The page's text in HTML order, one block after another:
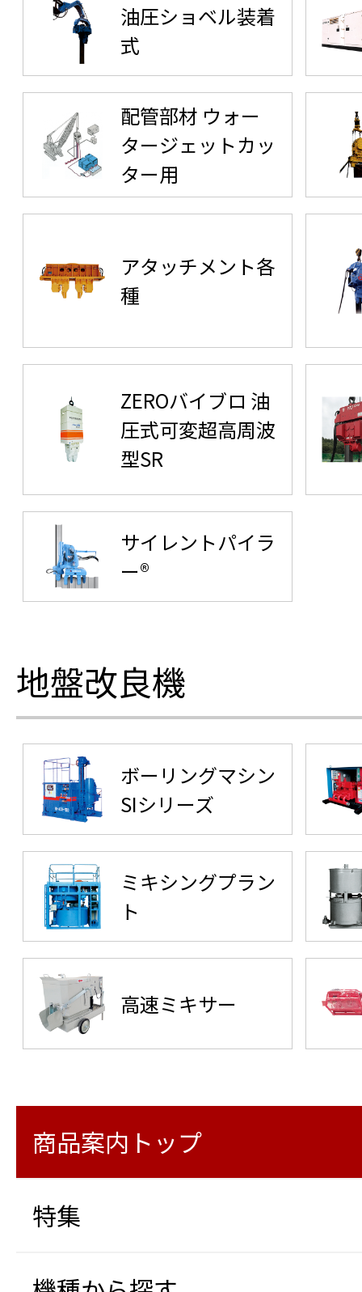
油圧ショベル装着
式
配管部材 ウォー
タージェットカッ
ター用
アタッチメント各
種
ZEROバイブロ 油
圧式可変超高周波
型SR
サイレントパイラ
ー®
地盤改良機
ボーリングマシン
SIシリーズ
ミキシングプラン
ト
高速ミキサー
商品案内トップ
特集